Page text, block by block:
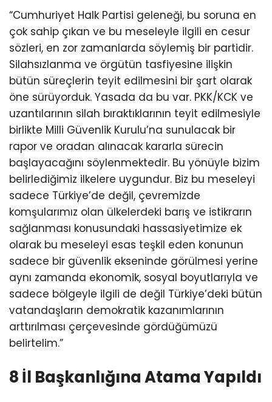
“Cumhuriyet Halk Partisi geleneği, bu soruna en
çok sahip çıkan ve bu meseleyle ilgili en cesur
sözleri, en zor zamanlarda söylemiş bir partidir.
Silahsızlanma ve örgütün tasfiyesine ilişkin
bütün süreçlerin teyit edilmesini bir şart olarak
öne sürüyorduk. Yasada da bu var. PKK/KCK ve
uzantılarının silah bıraktıklarının teyit edilmesiyle
birlikte Milli Güvenlik Kurulu’na sunulacak bir
rapor ve oradan alınacak kararla sürecin
başlayacağını söylenmektedir. Bu yönüyle bizim
belirlediğimiz ilkelere uygundur. Biz bu meseleyi
sadece Türkiye’de değil, çevremizde
komşularımız olan ülkelerdeki barış ve istikrarın
sağlanması konusundaki hassasiyetimize ek
olarak bu meseleyi esas teşkil eden konunun
sadece bir güvenlik ekseninde görülmesi yerine
aynı zamanda ekonomik, sosyal boyutlarıyla ve
sadece bölgeyle ilgili de değil Türkiye’deki bütün
vatandaşların demokratik kazanımlarının
arttırılması çerçevesinde gördüğümüzü
belirtelim.”
8 İl Başkanlığına Atama Yapıldı